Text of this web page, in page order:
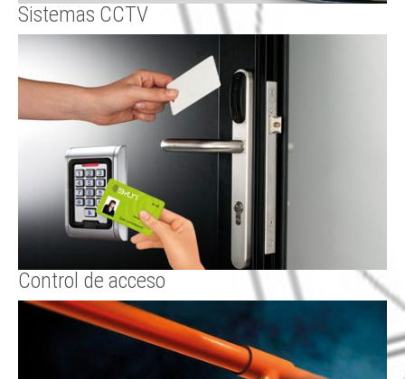
Sistemas CCTV
Control de acceso